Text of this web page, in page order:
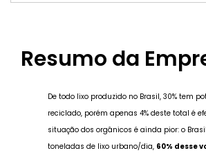
Resumo da
De todo lixo produzido no Brasil, 30% tem
reciclado, porém apenas 4% deste total é
situação dos orgânicos é ainda pior: o
toneladas de lixo urbano/dia, 60% desse